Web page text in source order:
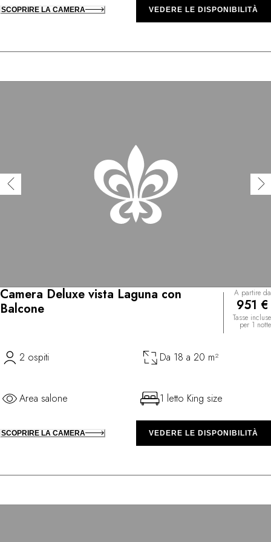
SCOPRIRE LA CAMERA VEDERE LE DISPONIBILITÀ
Camera Deluxe vista Laguna con
Balcone
A partire da
951 €
Tasse incluse
per 1 notte
2 ospiti Da 18 a 20 m²
Area salone 1 letto King size
SCOPRIRE LA CAMERA VEDERE LE DISPONIBILITÀ